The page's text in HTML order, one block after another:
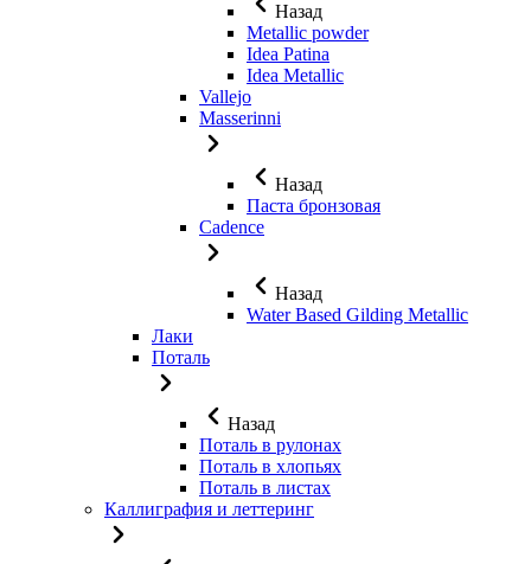
Назад
Metallic powder
Idea Patina
Idea Metallic
Vallejo
Masserinni
Назад
Паста бронзовая
Cadence
Назад
Water Based Gilding Metallic
Лаки
Поталь
Назад
Поталь в рулонах
Поталь в хлопьях
Поталь в листах
Каллиграфия и леттеринг